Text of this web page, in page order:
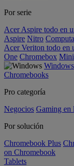
Por serie
Acer Aspire todo en
Aspire Nitro
Acer Veriton todo en
One Chromebox
Windows
Chromebooks
Pro categoría
Negocios Gaming en
Por solución
Chromebook Plus
on Chromebook
Tablets